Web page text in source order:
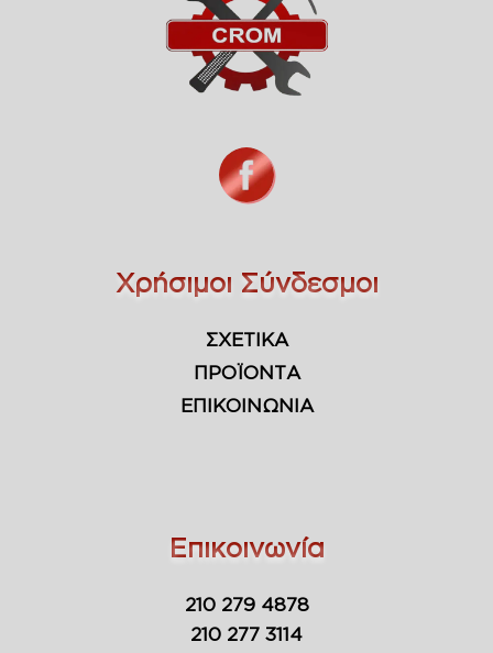
Χρήσιμοι Σύνδεσμοι
ΣΧΕΤΙΚΑ
ΠΡΟΪΟΝΤΑ
ΕΠΙΚΟΙΝΩΝΙΑ
Επικοινωνία
210 279 4878
210 277 3114